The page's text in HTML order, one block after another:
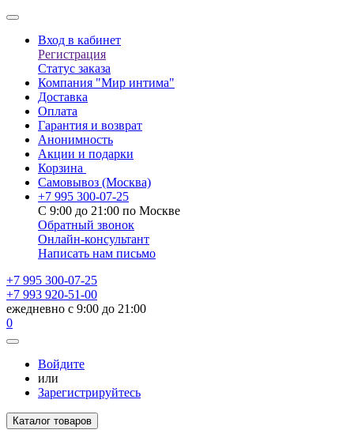
Вход в кабинет
Регистрация
Статус заказа
Компания "Мир интима"
Доставка
Оплата
Гарантия и возврат
Анонимность
Акции и подарки
Корзина
Самовывоз (Москва)
+7 995 300-07-25
С 9:00 до 21:00 по Москве
Обратный звонок
Онлайн-консультант
Написать нам письмо
+7 995 300-07-25
+7 993 920-51-00
ежедневно с 9:00 до 21:00
0
Войдите
или
Зарегистрируйтесь
Каталог товаров